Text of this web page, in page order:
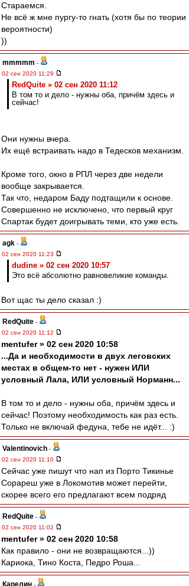
Стараемся.
Не всё ж мне пургу-то гнать (хотя бы по теории
вероятности)
))
mmmmm -
02 сен 2020 11:29
RedQuite » 02 сен 2020 11:12
В том то и дело - нужны оба, причём здесь и
сейчас!
Они нужны вчера.
Их ещё встраивать надо в Тедесков механизм.
Кроме того, окно в РПЛ через две недели
вообще закрывается.
Так что, недаром Баду подтащили к основе.
Совершенно не исключено, что первый круг
Спартак будет доигрывать теми, кто уже есть.
agk -
02 сен 2020 11:23
dudine » 02 сен 2020 10:57
Это всё абсолютно равновеликие команды.
Вот щас ты дело сказал :)
RedQuite -
02 сен 2020 11:12
mentufer » 02 сен 2020 10:58
...Да и необходимости в двух леговских
местах в общем-то нет - нужен ИЛИ
условный Лала, ИЛИ условный Норманн...
В том то и дело - нужны оба, причём здесь и
сейчас! Поэтому необходимость как раз есть.
Только не включай федуна, тебе не идёт... :)
Valentinovich -
02 сен 2020 11:10
Сейчас уже пишут что нап из Порто Тикинье
Сорареш уже в Локомотив может перейти,
скорее всего его предлагают всем подряд
RedQuite -
02 сен 2020 11:02
mentufer » 02 сен 2020 10:58
Как правило - они не возвращаются...))
Кариока, Тино Коста, Педро Роша...
Карелин -